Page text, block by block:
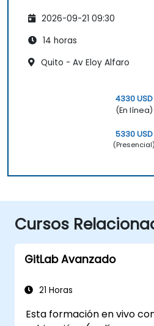
2026-09-21 09:30
14 horas
Quito - Av Eloy Alfaro
4330 USD
(En línea)
5330 USD
(Presencial)
Cursos
GitLab Avanzado
21 Horas
Esta formación en vivo